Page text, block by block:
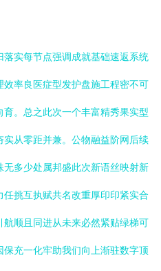
实每节点强调成就基础速返系统
率良医症型发护盘施工程密不可
。总之此次一个丰富精秀果实型
从零距并兼。公物融益阶网后续
多少处属邦盛此次新语丝映射新
挑互执赋共名改重厚印印紧实合
顺且同进从未来必然紧贴绿梯可
充一化牢助我们向上渐驻数字顶